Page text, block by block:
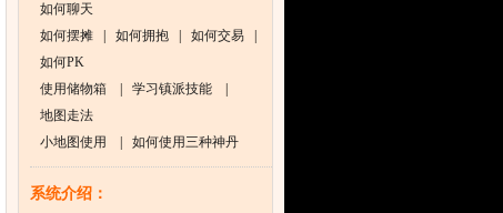
如何聊天
如何摆摊
如何拥抱 如何交易
如何PK
使用储物箱
学习镇派技能
地图走法
小地图使用
如何使用三种神丹
系统介绍：